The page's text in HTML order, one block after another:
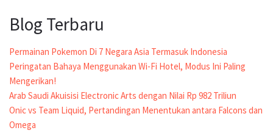
Blog Terbaru
Permainan Pokemon Di 7 Negara Asia Termasuk Indonesia
Peringatan Bahaya Menggunakan Wi-Fi Hotel, Modus Ini Paling
Mengerikan!
Arab Saudi Akuisisi Electronic Arts dengan Nilai Rp 982 Triliun
Onic vs Team Liquid, Pertandingan Menentukan antara Falcons dan
Omega